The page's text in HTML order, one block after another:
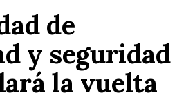
de
y seguridad
la vuelta